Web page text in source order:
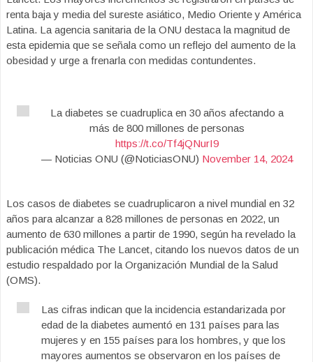
renta baja y media del sureste asiático, Medio Oriente y América
Latina. La agencia sanitaria de la ONU destaca la magnitud de
esta epidemia que se señala como un reflejo del aumento de la
obesidad y urge a frenarla con medidas contundentes.
La diabetes se cuadruplica en 30 años afectando a
más de 800 millones de personas
https://t.co/Tf4jQNurI9
— Noticias ONU (@NoticiasONU) November 14, 2024
Los casos de diabetes se cuadruplicaron a nivel mundial en 32
años para alcanzar a 828 millones de personas en 2022, un
aumento de 630 millones a partir de 1990, según ha revelado la
publicación médica The Lancet, citando los nuevos datos de un
estudio respaldado por la Organización Mundial de la Salud
(OMS).
Las cifras indican que la incidencia estandarizada por
edad de la diabetes aumentó en 131 países para las
mujeres y en 155 países para los hombres, y que los
mayores aumentos se observaron en los países de